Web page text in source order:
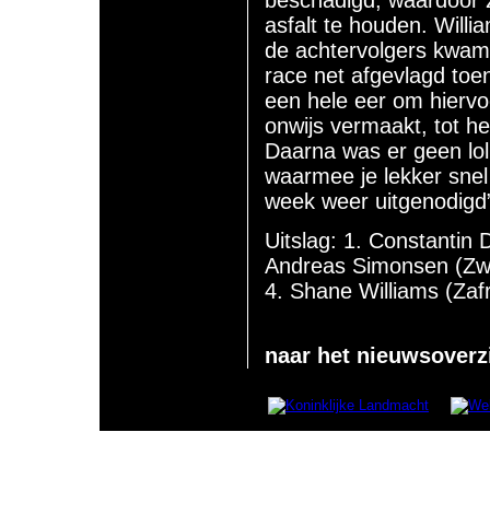
asfalt te houden.
de achtervolgers
race net afgevlagd
een hele eer om
onwijs vermaakt, tot
Daarna was er geen
waarmee je lekker
week weer
Uitslag: 1. Constantin
Andreas Simonsen
4. Shane Williams
naar het